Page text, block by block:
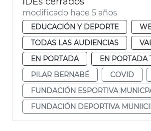
modificado hace 5 años
EDUCACIÓN Y DEPORTE
TODAS LAS AUDIENCIAS
EN PORTADA
EN PORTADA
PILAR BERNABÉ
COVID
FUNDACIÓN ESPORTIVA
FUNDACIÓN DEPORTIVA